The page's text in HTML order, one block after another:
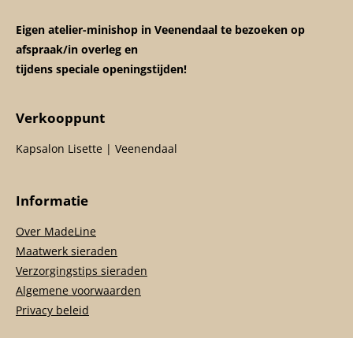
Eigen atelier-minishop in Veenendaal te bezoeken op
afspraak/in overleg en
tijdens speciale openingstijden!
Verkooppunt
Kapsalon Lisette | Veenendaal
Informatie
Over MadeLine
Maatwerk sieraden
Verzorgingstips sieraden
Algemene voorwaarden
Privacy beleid